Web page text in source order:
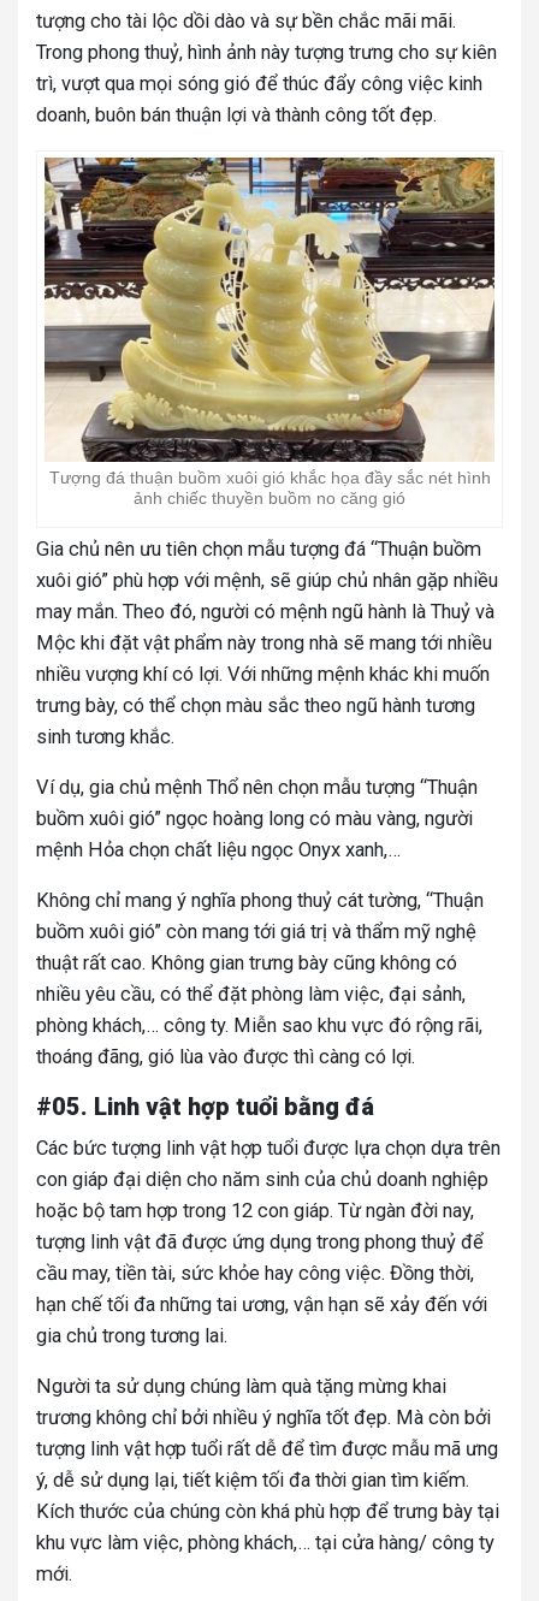
tượng cho tài lộc dồi dào và sự bền chắc mãi mãi.
Trong phong thuỷ, hình ảnh này tượng trưng cho sự kiên
trì, vượt qua mọi sóng gió để thúc đẩy công việc kinh
doanh, buôn bán thuận lợi và thành công tốt đẹp.
Tượng đá thuận buồm xuôi gió khắc họa đầy sắc nét hình
ảnh chiếc thuyền buồm no căng gió
Gia chủ nên ưu tiên chọn mẫu tượng đá “Thuận buồm
xuôi gió” phù hợp với mệnh, sẽ giúp chủ nhân gặp nhiều
may mắn. Theo đó, người có mệnh ngũ hành là Thuỷ và
Mộc khi đặt vật phẩm này trong nhà sẽ mang tới nhiều
nhiều vượng khí có lợi. Với những mệnh khác khi muốn
trưng bày, có thể chọn màu sắc theo ngũ hành tương
sinh tương khắc.
Ví dụ, gia chủ mệnh Thổ nên chọn mẫu tượng “Thuận
buồm xuôi gió” ngọc hoàng long có màu vàng, người
mệnh Hỏa chọn chất liệu ngọc Onyx xanh,…
Không chỉ mang ý nghĩa phong thuỷ cát tường, “Thuận
buồm xuôi gió” còn mang tới giá trị và thẩm mỹ nghệ
thuật rất cao. Không gian trưng bày cũng không có
nhiều yêu cầu, có thể đặt phòng làm việc, đại sảnh,
phòng khách,… công ty. Miễn sao khu vực đó rộng rãi,
thoáng đãng, gió lùa vào được thì càng có lợi.
#05. Linh vật hợp tuổi bằng đá
Các bức tượng linh vật hợp tuổi được lựa chọn dựa trên
con giáp đại diện cho năm sinh của chủ doanh nghiệp
hoặc bộ tam hợp trong 12 con giáp. Từ ngàn đời nay,
tượng linh vật đã được ứng dụng trong phong thuỷ để
cầu may, tiền tài, sức khỏe hay công việc. Đồng thời,
hạn chế tối đa những tai ương, vận hạn sẽ xảy đến với
gia chủ trong tương lai.
Người ta sử dụng chúng làm quà tặng mừng khai
trương không chỉ bởi nhiều ý nghĩa tốt đẹp. Mà còn bởi
tượng linh vật hợp tuổi rất dễ để tìm được mẫu mã ưng
ý, dễ sử dụng lại, tiết kiệm tối đa thời gian tìm kiếm.
Kích thước của chúng còn khá phù hợp để trưng bày tại
khu vực làm việc, phòng khách,… tại cửa hàng/ công ty
mới.